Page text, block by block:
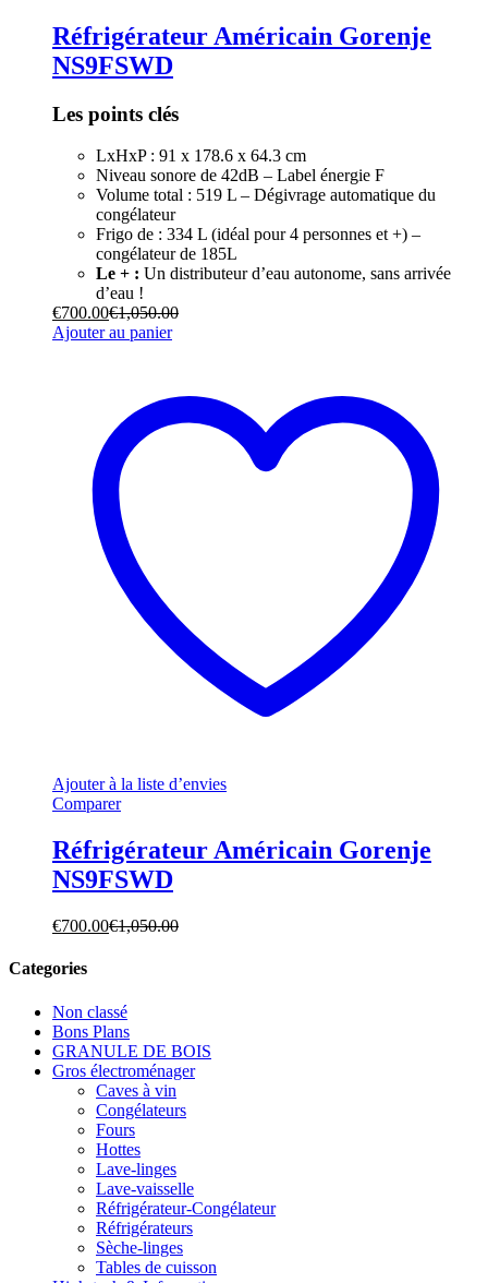
Réfrigérateur Américain Gorenje
NS9FSWD
Les points clés
LxHxP : 91 x 178.6 x 64.3 cm
Niveau sonore de 42dB – Label énergie F
Volume total : 519 L – Dégivrage automatique du
congélateur
Frigo de : 334 L (idéal pour 4 personnes et +) –
congélateur de 185L
Le + : Un distributeur d’eau autonome, sans arrivée
d’eau !
€700.00€1,050.00
Ajouter au panier
Ajouter à la liste d’envies
Comparer
Réfrigérateur Américain Gorenje
NS9FSWD
€700.00€1,050.00
Categories
Non classé
Bons Plans
GRANULE DE BOIS
Gros électroménager
Caves à vin
Congélateurs
Fours
Hottes
Lave-linges
Lave-vaisselle
Réfrigérateur-Congélateur
Réfrigérateurs
Sèche-linges
Tables de cuisson